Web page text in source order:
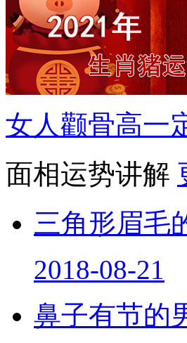
女人颧骨高一
面相运势讲解
三角形眉毛
2018-08-21
鼻子有节的